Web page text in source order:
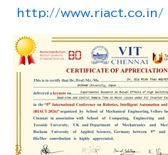
http://www.riact.co.in/